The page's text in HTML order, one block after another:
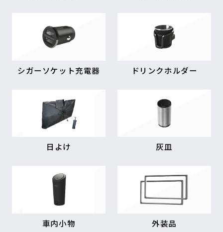
シガーソケット充電器 ドリンクホルダー
日よけ 灰皿
車内小物 外装品